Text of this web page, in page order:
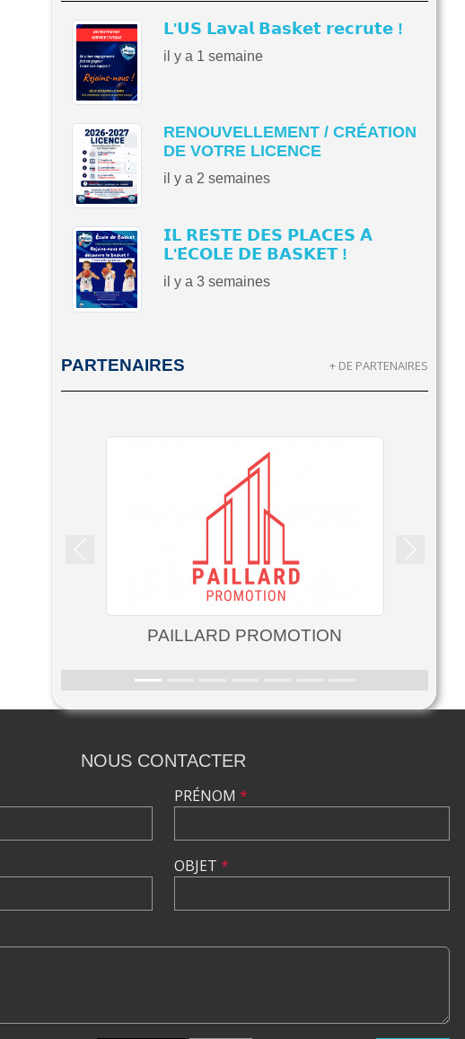
𝗟'𝗨𝗦 𝗟𝗮𝘃𝗮𝗹 𝗕𝗮𝘀𝗸𝗲𝘁 𝗿𝗲𝗰𝗿𝘂𝘁𝗲 !
il y a 1 semaine
RENOUVELLEMENT / CRÉATION
DE VOTRE LICENCE
il y a 2 semaines
𝗜𝗟 𝗥𝗘𝗦𝗧𝗘 𝗗𝗘𝗦 𝗣𝗟𝗔𝗖𝗘𝗦 𝗔̀
𝗟'𝗘́𝗖𝗢𝗟𝗘 𝗗𝗘 𝗕𝗔𝗦𝗞𝗘𝗧 !
il y a 3 semaines
PARTENAIRES
PAILLARD PROMOTION
+ DE PARTENAIRES
NOUS CONTACTER
PRÉNOM *
OBJET *